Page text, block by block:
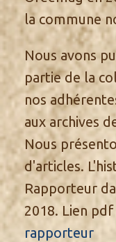
la commune
Nous avons
partie de la
nos
aux archives
Nous
d'articles.
Rapporteur
2018. Lien pdf
rapporteur